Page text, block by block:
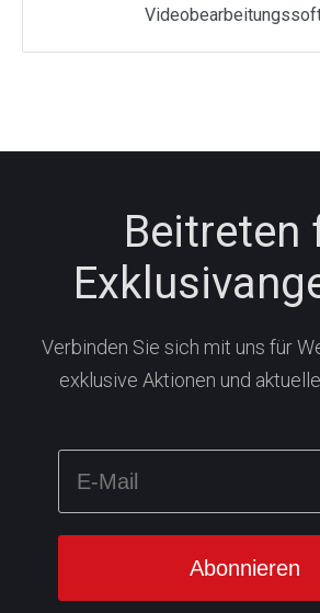
Beitreten
Verbinden Sie sich mit uns für
exklusive Aktionen und